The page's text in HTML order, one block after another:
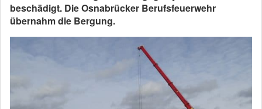
beschädigt. Die Osnabrücker Berufsfeuerwehr
übernahm die Bergung.